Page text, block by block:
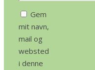
Gem
mit navn,
mail og
websted
i denne